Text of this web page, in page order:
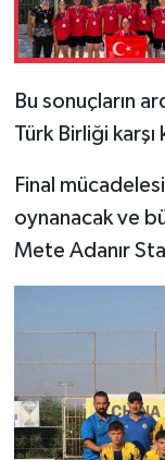
Bu sonuçların
Türk Birliği karşı
Final
oynanacak ve
Mete Adanır
Nöbetçi
SAĞLIK
SPOR
TEKNOLOJİ
TİCARET